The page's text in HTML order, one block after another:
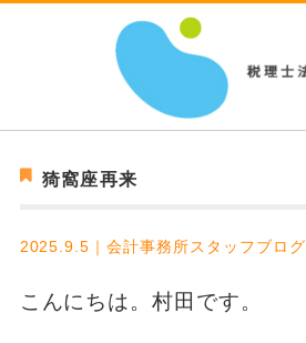
猗窩座再来
2025.9.5｜会計事務所スタッフブログ
こんにちは。村田です。